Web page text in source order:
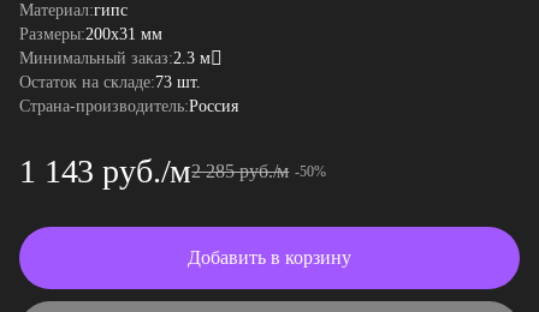
Материал:гипс
Размеры:200x31 мм
Минимальный заказ:2.3 м
Остаток на складе:73 шт.
Страна-производитель:Россия
1 143 руб./м2 285 руб./м -50%
Добавить в корзину